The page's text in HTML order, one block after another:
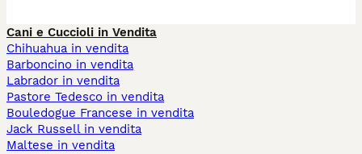
Cani e Cuccioli in Vendita
Chihuahua in vendita
Barboncino in vendita
Labrador in vendita
Pastore Tedesco in vendita
Bouledogue Francese in vendita
Jack Russell in vendita
Maltese in vendita